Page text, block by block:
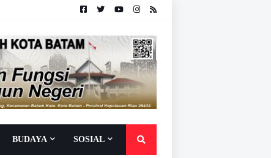
BUDAYA SOSIAL